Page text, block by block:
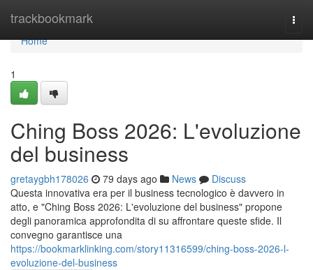
trackbookmark
Home
Home
1
Ching Boss 2026: L'evoluzione
del business
gretaygbh178026 79 days ago News
Discuss
Questa innovativa era per il business tecnologico è davvero in
atto, e "Ching Boss 2026: L'evoluzione del business" propone
degli panoramica approfondita di su affrontare queste sfide. Il
convegno garantisce una
https://bookmarklinking.com/story11316599/ching-boss-2026-l-
evoluzione-del-business